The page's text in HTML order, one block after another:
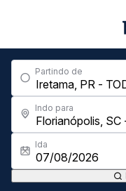
Partindo de
Indo para
Ida